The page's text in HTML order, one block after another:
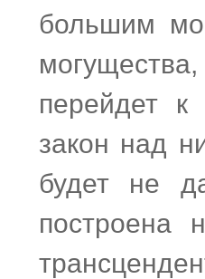
большим
перейдет к
закон над
будет не
построена